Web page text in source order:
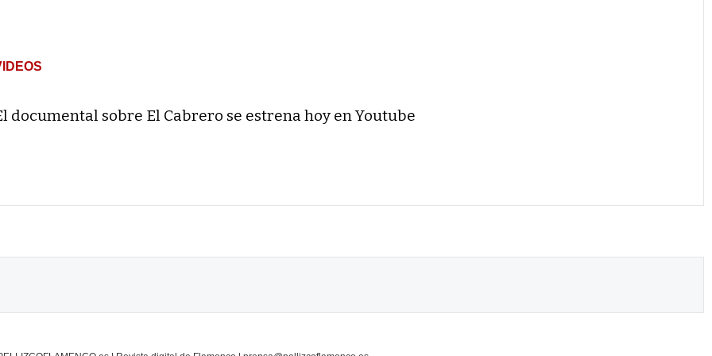
documental sobre El Cabrero se estrena hoy en Youtube